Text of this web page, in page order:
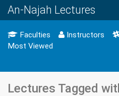
An-Najah Lectures
Faculties Instructors
Most Viewed